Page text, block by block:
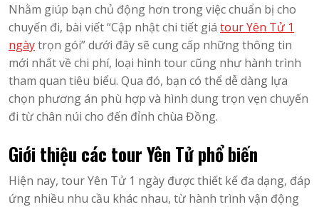
Nhằm giúp bạn chủ động hơn trong việc chuẩn bị cho
chuyến đi, bài viết “Cập nhật chi tiết giá tour Yên Tử 1
ngàytrọn gói” dưới đây sẽ cung cấp những thông tin
mới nhất về chi phí, loại hình tour cũng như hành trình
tham quan tiêu biểu. Qua đó, bạn có thể dễ dàng lựa
chọn phương án phù hợp và hình dung trọn vẹn chuyến
đi từ chân núi cho đến đỉnh chùa Đồng.
Giới thiệu các tour Yên Tử phổ biến
Hiện nay, tour Yên Tử 1 ngày được thiết kế đa dạng, đáp
ứng nhiều nhu cầu khác nhau, từ hành trình vận động